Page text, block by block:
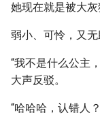
她现在就是被大灰
弱小、可怜，又无
“我不是什么公主
大声反驳。
“哈哈哈，认错人